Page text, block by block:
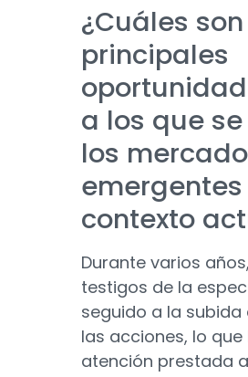
¿Cuáles
principales
a los que
los
emergentes
contexto
Durante varios
testigos de la
seguido a la
las acciones, lo
atención prestada